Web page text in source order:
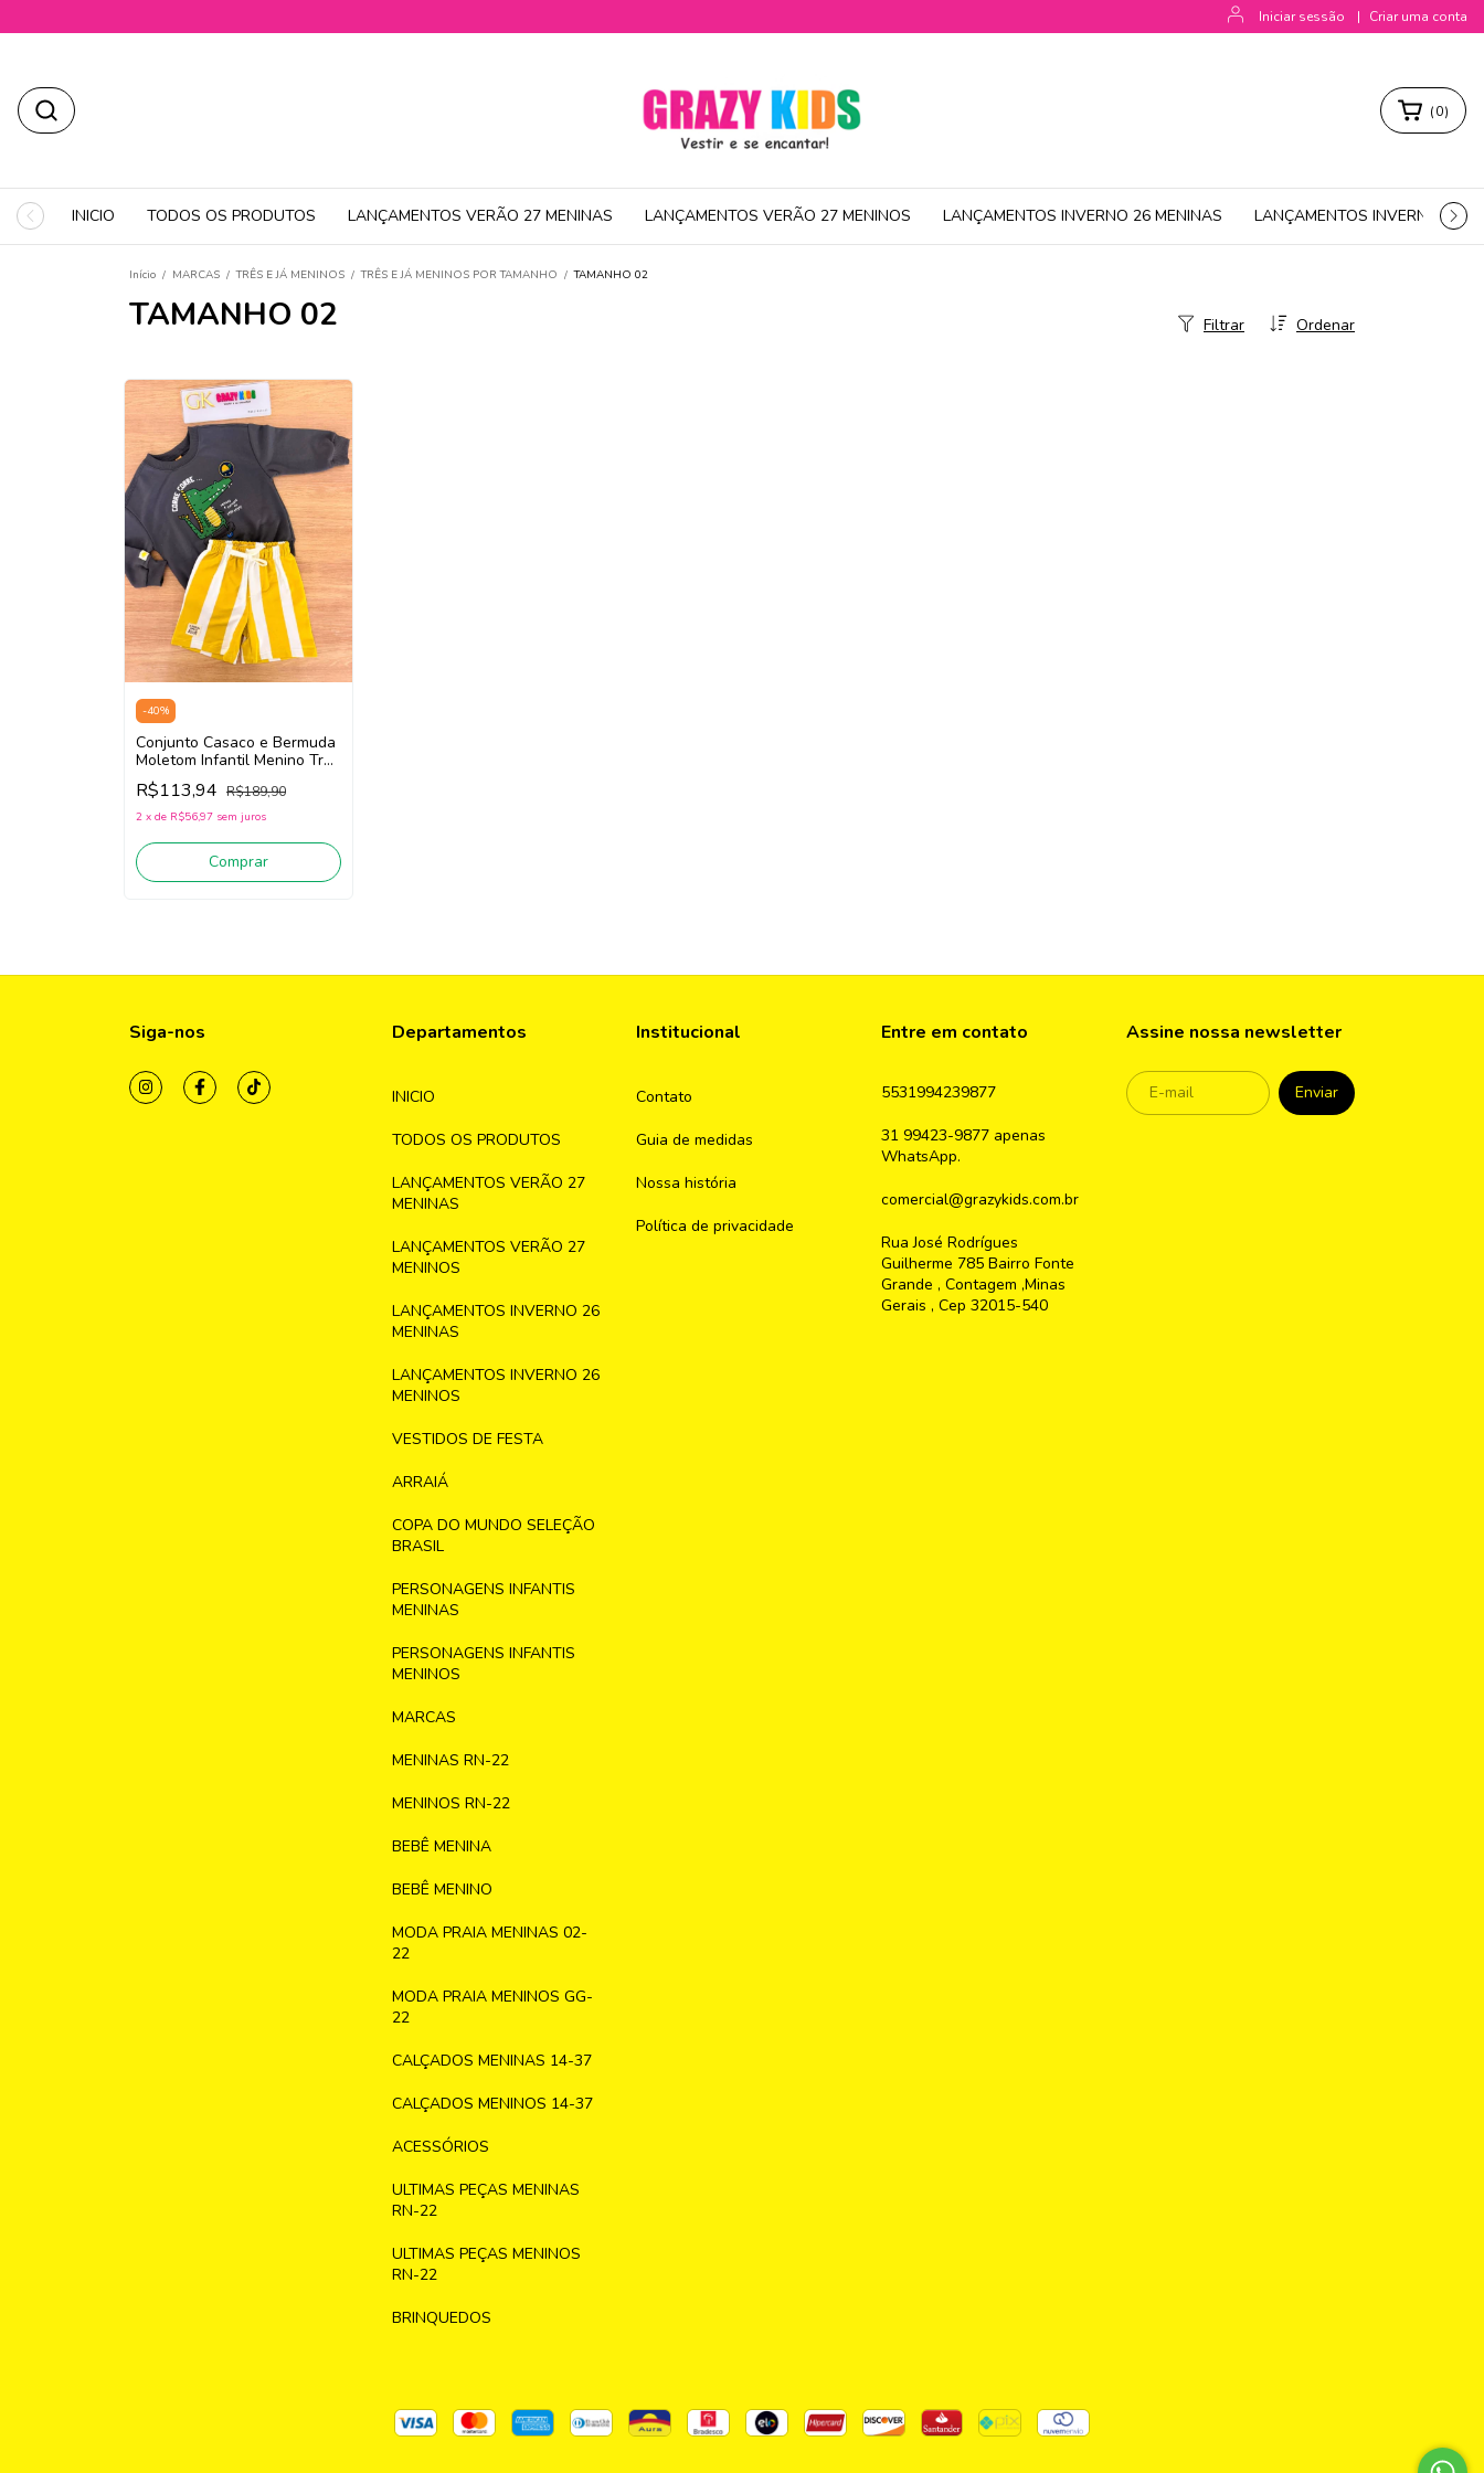
Iniciar sessão | Criar uma conta
(0)
INICIO TODOS OS PRODUTOS LANÇAMENTOS VERÃO 27 MENINAS LANÇAMENTOS VERÃO 27 MENINOS LANÇAMENTOS INVERNO 26 MENINAS LANÇAMENTOS INVERNO 26
Início / MARCAS / TRÊS E JÁ MENINOS / TRÊS E JÁ MENINOS POR TAMANHO / TAMANHO 02
TAMANHO 02 Ordenar
Filtrar
-40%
Conjunto Casaco e Bermuda
Moletom Infantil Menino Três
e Já 62478 (Cinza/Amarelo)
R$113,94 R$189,90
2 x de R$56,97 sem juros
Comprar
Siga-nos Departamentos
INICIO
TODOS OS PRODUTOS
LANÇAMENTOS VERÃO 27
MENINAS
LANÇAMENTOS VERÃO 27
MENINOS
LANÇAMENTOS INVERNO 26
MENINAS
LANÇAMENTOS INVERNO 26
MENINOS
VESTIDOS DE FESTA
ARRAIÁ
COPA DO MUNDO SELEÇÃO
BRASIL
PERSONAGENS INFANTIS
MENINAS
PERSONAGENS INFANTIS
MENINOS
MARCAS
MENINAS RN-22
MENINOS RN-22
BEBÊ MENINA
BEBÊ MENINO
MODA PRAIA MENINAS 02-
22
MODA PRAIA MENINOS GG-
22
CALÇADOS MENINAS 14-37
CALÇADOS MENINOS 14-37
ACESSÓRIOS
ULTIMAS PEÇAS MENINAS
RN-22
ULTIMAS PEÇAS MENINOS
RN-22
BRINQUEDOS
Institucional
Contato
Guia de medidas
Nossa história
Política de privacidade
Entre em contato
5531994239877
31 99423-9877 apenas
WhatsApp.
comercial@grazykids.com.br
Rua José Rodrígues
Guilherme 785 Bairro Fonte
Grande , Contagem ,Minas
Gerais , Cep 32015-540
Assine nossa newsletter